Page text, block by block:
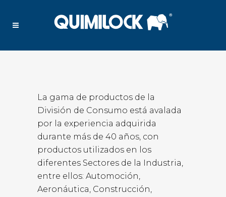
La gama de productos de la
División de Consumo está avalada
por la experiencia adquirida
durante más de 40 años, con
productos utilizados en los
diferentes Sectores de la Industria,
entre ellos: Automoción,
Aeronáutica, Construcción,